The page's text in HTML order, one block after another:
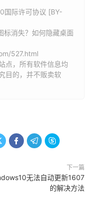
国际许可协议 [BY-
标消失？如何隐藏桌面
527.html
点，所有软件信息均
目的，并不贩卖软
  
下一篇
无法自动更新1607
的解决方法